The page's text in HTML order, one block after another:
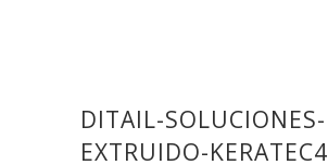
DITAIL-SOLUCIONES-
EXTRUIDO-KERATEC4